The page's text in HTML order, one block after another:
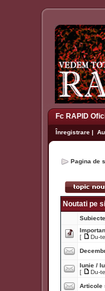
Fc RAPID
Înregistrare |
Pagina de
Noutati pe
Subiecte
[
Du-
Iunie /
[
Du-
Articole